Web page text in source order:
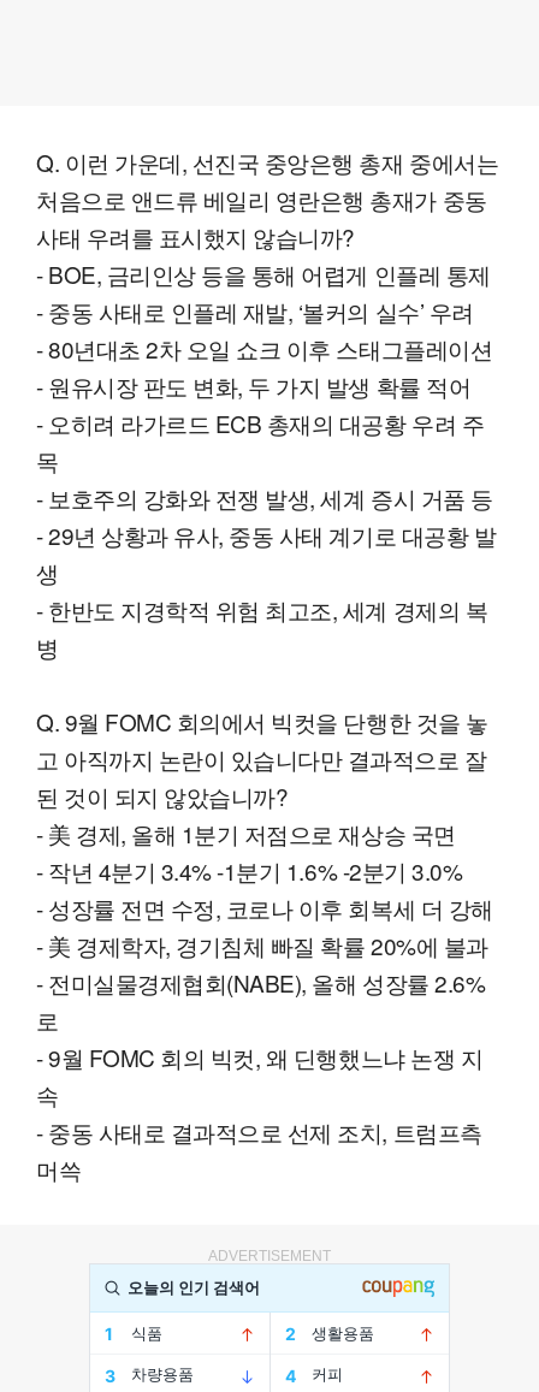
Q. 이런 가운데, 선진국 중앙은행 총재 중에서는
처음으로 앤드류 베일리 영란은행 총재가 중동
사태 우려를 표시했지 않습니까?
- BOE, 금리인상 등을 통해 어렵게 인플레 통제
- 중동 사태로 인플레 재발, ‘볼커의 실수’ 우려
- 80년대초 2차 오일 쇼크 이후 스태그플레이션
- 원유시장 판도 변화, 두 가지 발생 확률 적어
- 오히려 라가르드 ECB 총재의 대공황 우려 주
목
- 보호주의 강화와 전쟁 발생, 세계 증시 거품 등
- 29년 상황과 유사, 중동 사태 계기로 대공황 발
생
- 한반도 지경학적 위험 최고조, 세계 경제의 복
병
Q. 9월 FOMC 회의에서 빅컷을 단행한 것을 놓
고 아직까지 논란이 있습니다만 결과적으로 잘
된 것이 되지 않았습니까?
- 美 경제, 올해 1분기 저점으로 재상승 국면
- 작년 4분기 3.4% -1분기 1.6% -2분기 3.0%
- 성장률 전면 수정, 코로나 이후 회복세 더 강해
- 美 경제학자, 경기침체 빠질 확률 20%에 불과
- 전미실물경제협회(NABE), 올해 성장률 2.6%
로
- 9월 FOMC 회의 빅컷, 왜 딘행했느냐 논쟁 지
속
- 중동 사태로 결과적으로 선제 조치, 트럼프측
머쓱
ADVERTISEMENT